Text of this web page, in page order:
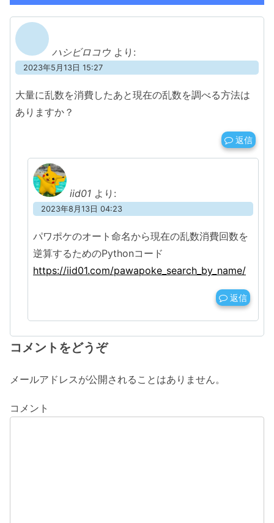
ハシビロコウ より:
2023年5月13日 15:27
大量に乱数を消費したあと現在の乱数を調べる方法は
ありますか？
返信
iid01 より:
2023年8月13日 04:23
パワポケのオート命名から現在の乱数消費回数を
逆算するためのPythonコード
https://iid01.com/pawapoke_search_by_name/
返信
コメントをどうぞ
メールアドレスが公開されることはありません。
コメント